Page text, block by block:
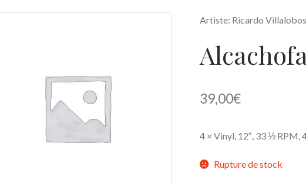
Artiste: Ricardo Villalobos
39,00€
4 × Vinyl, 12″, 33 ⅓ RPM,
Rupture de stock